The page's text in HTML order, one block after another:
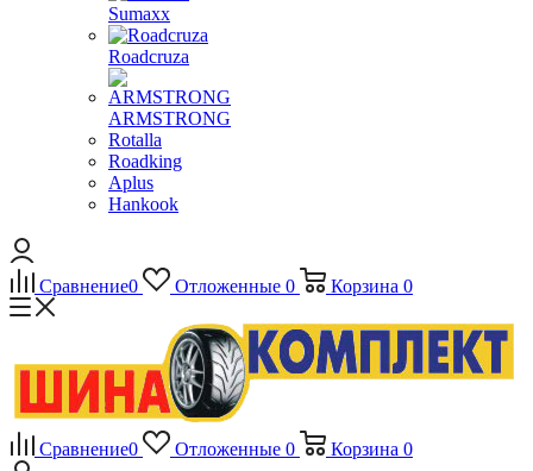
Sumaxx
Roadcruza
ARMSTRONG
Rotalla
Roadking
Aplus
Hankook
Сравнение0 Отложенные 0 Корзина 0
Сравнение0 Отложенные 0 Корзина 0